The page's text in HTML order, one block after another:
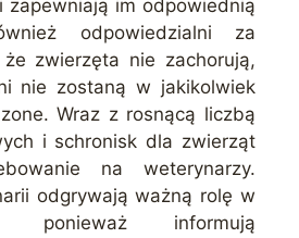
zapewniają im odpowiednią
odpowiedzialni za
zwierzęta nie zachorują,
nie zostaną w jakikolwiek
Wraz z rosnącą liczbą
i schronisk dla zwierząt
na weterynarzy.
odgrywają ważną rolę w
ponieważ informują